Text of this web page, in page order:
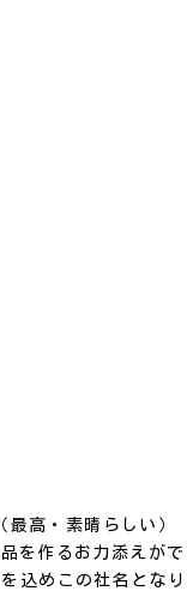
高・素晴らしい）
を作るお力添えがで
込めこの社名となり